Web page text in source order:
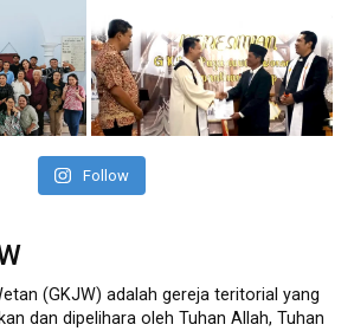
Follow
(GKJW) adalah gereja teritorial yang
dan dipelihara oleh Tuhan Allah, Tuhan